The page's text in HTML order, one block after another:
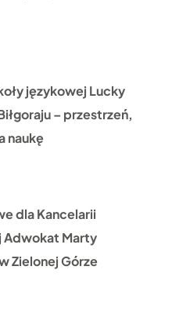
językowej Lucky
– przestrzeń,
naukę
dla Kancelarii
Marty
Zielonej Górze